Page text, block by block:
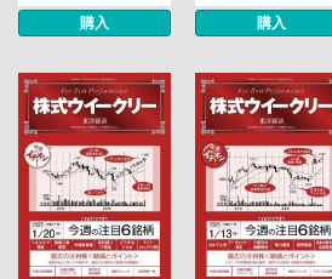
購入 購入